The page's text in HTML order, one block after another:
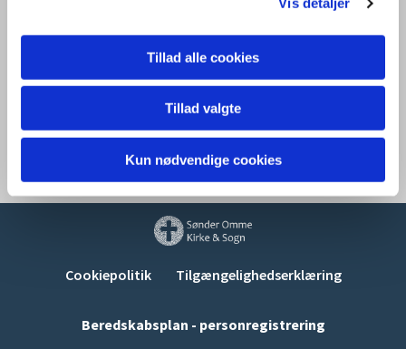
Tillad alle cookies
Tillad valgte
Kun nødvendige cookies
Læs vedtægterne her
Cookiepolitik Tilgængelighedserklæring
Beredskabsplan - personregistrering